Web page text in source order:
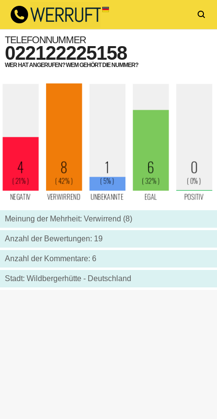
TELEFONNUMMER
022122225158
WER HAT ANGERUFEN? WEM GEHÖRT DIE NUMMER?
Meinung der Mehrheit: Verwirrend (8)
Anzahl der Bewertungen: 19
Anzahl der Kommentare: 6
Stadt: Wildbergerhütte - Deutschland